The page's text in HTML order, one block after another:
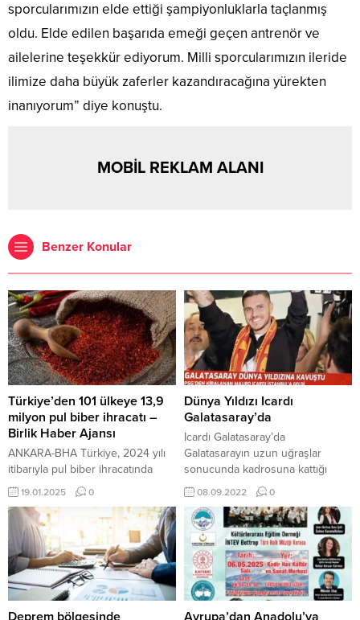
sporcularımızın elde ettiği şampiyonluklarla taçlanmış
oldu. Elde edilen başarıda emeği geçen antrenör ve
ailelerine teşekkür ediyorum. Milli sporcularımızın ileride
ilimize daha büyük zaferler kazandıracağına yürekten
inanıyorum” diye konuştu.
MOBİL REKLAM ALANI
Benzer Konular
Türkiye’den 101 ülkeye 13,9
milyon pul biber ihracatı –
Birlik Haber Ajansı
ANKARA-BHA Türkiye, 2024 yılı
itibarıyla pul biber ihracatında
önemli bir artış yaşadı. Ülkenin
toplam pul biber ihracatı, geçen
yıla göre yüzde 14 artış
göstererek 13 milyon 940 bin
dolara ulaştı. Bu dönemde en
fazla pul biber ihracatı
gerçekleştirilen ülke ise 2 milyon
362 bin dolarlık hacimle Almanya
oldu. 2023 yılında...
19.01.2025 0
Dünya Yıldızı Icardı
Galatasaray’da
Icardı Galatasaray’da
Galatasarayın uzun uğraşlar
sonucunda kadrosuna kattığı
Arjantinli Mauro Icardı gece
saatlerinde binlerce sarı-kırmızılı
taraftarlar karşıladı.
08.09.2022 0